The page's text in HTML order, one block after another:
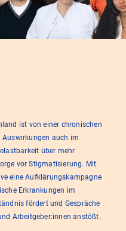
ist von einer chronischen
Auswirkungen auch im
über mehr
vor Stigmatisierung. Mit
eine Aufklärungskampagne
Erkrankungen im
fördert und Gespräche
Arbeitgeber:innen anstößt.​